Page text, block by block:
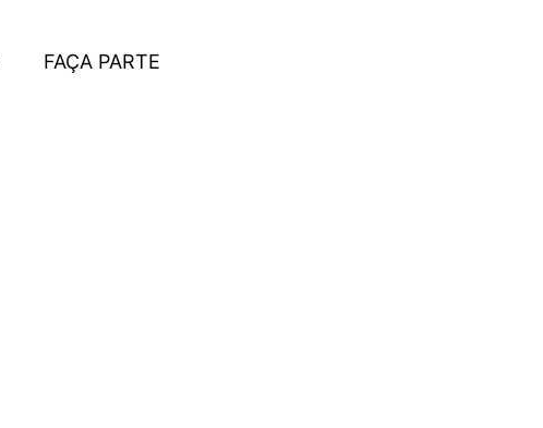
FAÇA PARTE